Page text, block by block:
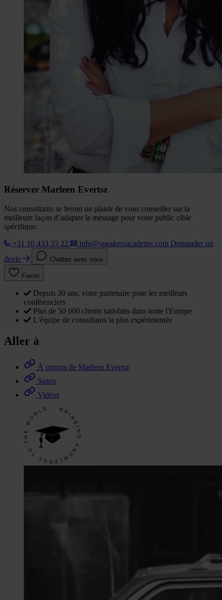
Réserver Marleen Evertsz
Nos consultants se feront un plaisir de vous conseiller sur la
meilleure façon d’adapter le message pour votre public cible
spécifique.
+31 10 433 33 22
info@speakersacademy.com Demander un
devis
Chattez avec nous
Favori
Depuis 30 ans, votre partenaire pour les meilleurs
conférenciers
Plus de 50 000 clients satisfaits dans toute l'Europe
L'équipe de consultants la plus expérimentée
Aller à
À propos de Marleen Evertsz
Sujets
Vidéos